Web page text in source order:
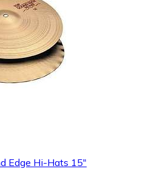
Edge Hi-Hats 15"